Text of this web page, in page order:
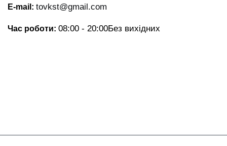
E-mail: tovkst@gmail.com
Час роботи: 08:00 - 20:00Без вихідних